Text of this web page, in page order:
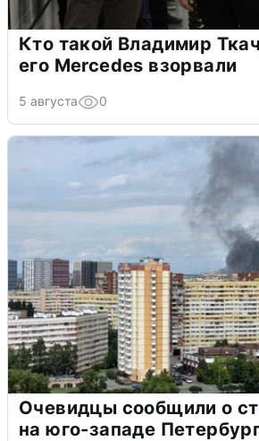
Кто такой Владимир
его Mercedes взорвали
5 августа 0
Очевидцы сообщили о
на юго-западе